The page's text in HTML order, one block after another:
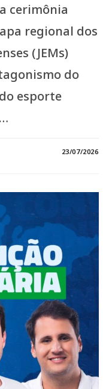
cerimônia
regional dos
(JEMs)
do
esporte
23/07/2026